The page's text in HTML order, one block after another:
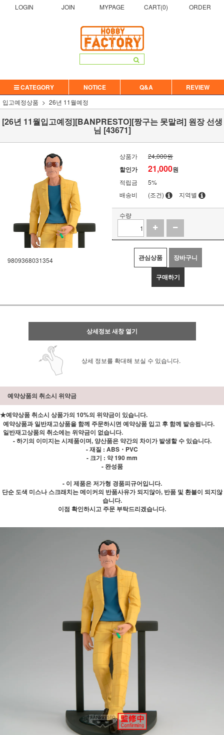
LOGIN JOIN MYPAGE CART(0) ORDER
CATEGORY NOTICE Q&A REVIEW
입고예정상품 26년 11월예정
[26년 11월입고예정][BANPRESTO][짱구는 못말려] 원장 선생
님 [43671]
9809368031354
상품가 24,000원
할인가 21,000원
적립금
5%
배송비
(조건) 지역별
수량
관심상품 장바구니
구매하기
상세정보 새창 열기
상세 정보를 확대해 보실 수 있습니다.
예약상품의 취소시 위약금
★예약상품 취소시 상품가의 10%의 위약금이 있습니다.
예약상품과 일반재고상품을 함께 주문하시면 예약상품 입고 후 함께 발송됩니다.
일반재고상품의 취소에는 위약금이 없습니다.
- 하기의 이미지는 시제품이며, 양산품은 약간의 차이가 발생할 수 있습니다.
- 재질 : ABS・PVC
- 크기 : 약 190 mm
- 완성품
- 이 제품은 저가형 경품피규어입니다.
단순 도색 미스나 스크래치는 메이커의 반품사유가 되지않아, 반품 및 환불이 되지않
습니다.
이점 확인하시고 주문 부탁드리겠습니다.